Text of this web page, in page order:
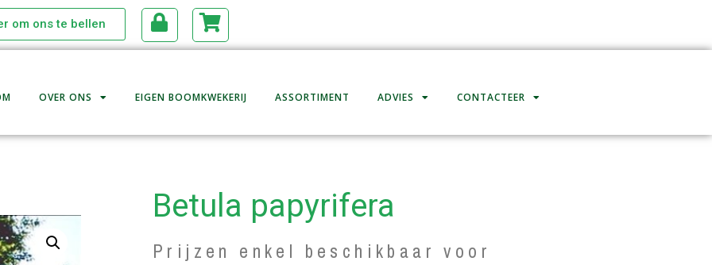
om ons te bellen
OVER ONS EIGEN BOOMKWEKERIJ ASSORTIMENT ADVIES CONTACTEER
Betula papyrifera
Prijzen enkel beschikbaar voor